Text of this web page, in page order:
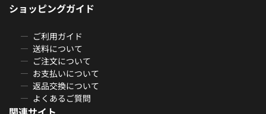
ショッピングガイド
ご利用ガイド
送料について
ご注文について
お支払いについて
返品交換について
よくあるご質問